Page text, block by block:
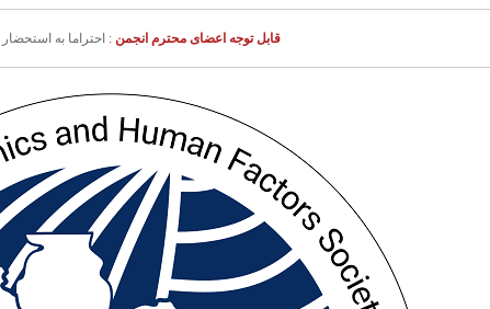
قابل توجه اعضای محترم انجمن : احتراما به